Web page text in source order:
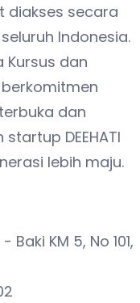
diakses secara
Indonesia.
Kursus dan
berkomitmen
dan
DEEHATI
lebih maju.
KM 5, No 101,